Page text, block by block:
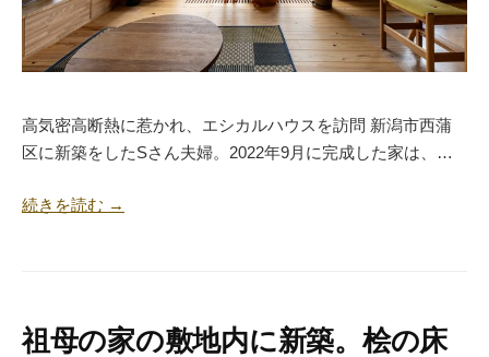
高気密高断熱に惹かれ、エシカルハウスを訪問 新潟市西蒲
区に新築をしたSさん夫婦。2022年9月に完成した家は、…
続きを読む →
祖母の家の敷地内に新築。桧の床